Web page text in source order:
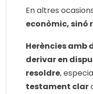
En altres
econòmic, sinó
Herències amb
derivar en
resoldre,
testament clar